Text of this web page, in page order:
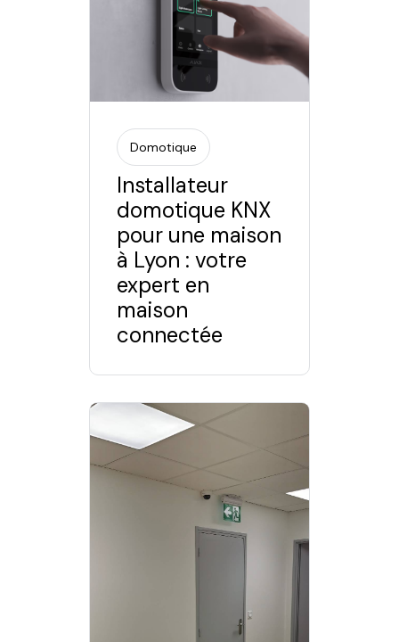
Domotique
Installateur
domotique KNX
pour une maison
à Lyon : votre
expert en
maison
connectée